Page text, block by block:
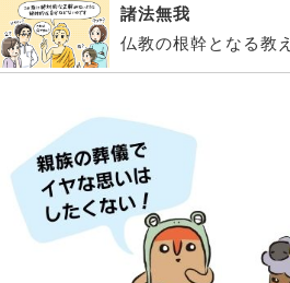
諸法無我
仏教の根幹となる教え